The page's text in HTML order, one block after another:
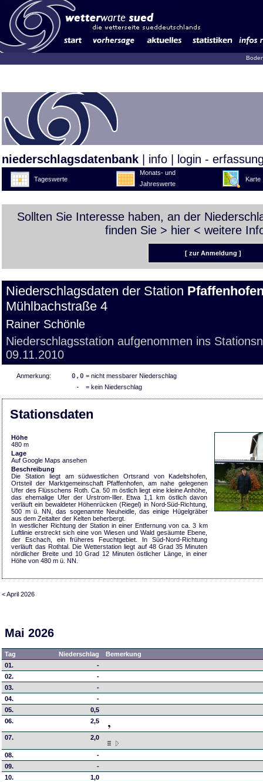
niederschlagsdatenbank info login -
Tageswerte
Monats- und
Jahreswerte
Karte
Sollten Sie Interesse haben, an der
finden Sie > hier < weitere
[ zur Anmeldung ]
Niederschlagsdaten der Station
Mühlbachstraße 4
Rainer Schönle
Niederschlagsstation aufgenommen ins
09.11.2010
Anmerkung: 0,0 = nicht messbarer Niederschlag
- = kein Niederschlag
Stationsdaten
Höhe
480 m
Lage
Auf Google Maps ansehen
Beschreibung
Die Station liegt am südwestlichen Ortsrand von Kadeltshofen,
Ortsteil der Marktgemeinschaft Pfaffenhofen, am nahe gelegenen
Ufer des Flüsschens Roth. Ca. 50 m östlich liegt eine kleine Anhöhe,
das ehemalige Ufer der Urstrom-Iller. Etwa 1,1 km östlich davon
verläuft ein bewaldeter Höhenrücken (Riegel) in Nord-Süd-Richtung,
500 m ü. NN, das sogenannte Neuheidle, das einige Hügelgräber
aus dem Zeitalter der Kelten beherbergt.
In westlicher Richtung der Station in einer Entfernung von ca. 3 km
Luftlinie erstreckt sich eine von Wiesen und Wald gesäumte Ebene,
der Eschach, ein früheres Feuchtgebiet. In Süd-Nord-Richtung
verläuft das Rothtal. Die Wetterstation liegt auf 48 Grad 35 Minuten
nördlicher Breite und 10 Grad 12 Minuten östlicher Länge, in einer
Höhe von 480 m ü. NN.
< April 2026
Mai 2026
Tag Niederschlag
Bemerkung
01.
-
02.
-
03.
-
04.
-
05.
0,5
06.
2,5
07. 2,0
08.
-
09.
-
10.
1,0